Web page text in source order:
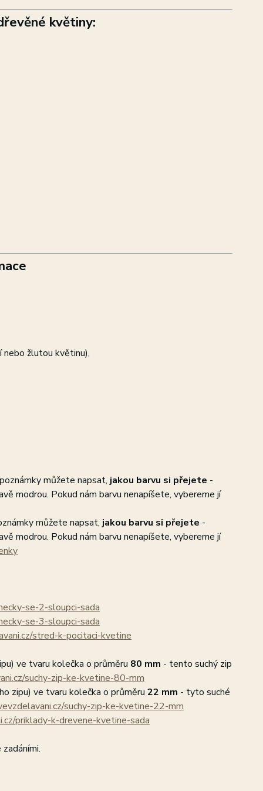
květiny:
žlutou květinu),
můžete napsat, jakou barvu si přejete -
modrou. Pokud nám barvu nenapíšete, vybereme jí
můžete napsat, jakou barvu si přejete -
modrou. Pokud nám barvu nenapíšete, vybereme jí
se-2-sloupci-sada
se-3-sloupci-sada
stred-k-pocitaci-kvetine
ve tvaru kolečka o průměru 80 mm - tento suchý zip
suchy-zip-ke-kvetine-80-mm
zipu) ve tvaru kolečka o průměru 22 mm - tyto suché
suchy-zip-ke-kvetine-22-mm
priklady-k-drevene-kvetine-sada